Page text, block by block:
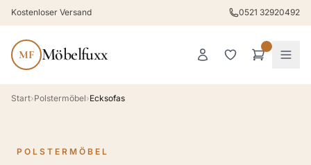
Kostenloser Versand 0521 32920492
MF Möbelfuxx
Start›Polstermöbel›Ecksofas
POLSTERMÖBEL